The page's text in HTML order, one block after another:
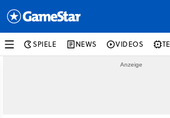
SPIELE NEWS VIDEOS